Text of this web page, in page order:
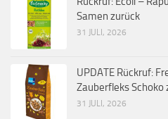
Samen zurück
31 JULI, 2026
UPDATE Rückruf:
Zauberfleks Schoko
31 JULI, 2026